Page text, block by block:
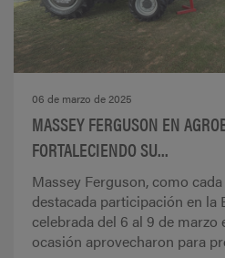
06 de marzo de 2025
MASSEY FERGUSON EN
FORTALECIENDO SU...
Massey Ferguson, como
destacada participación en la
celebrada del 6 al 9 de marzo
ocasión aprovecharon para